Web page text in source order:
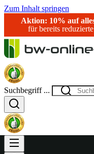
Zum Inhalt springen
Aktion: 10% auf
für bereits
Suchbegriff ...